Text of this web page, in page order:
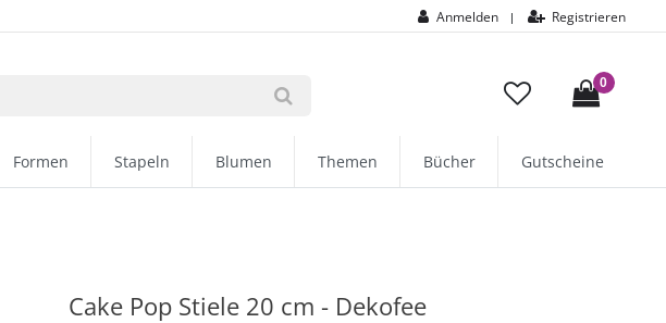
Anmelden | Registrieren
0
Formen Stapeln Blumen Themen Bücher Gutscheine
Cake Pop Stiele 20 cm - Dekofee